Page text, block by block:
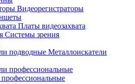
Видеорегистраторы
Платы видеозахвата
Системы зрения
Металлоискатели